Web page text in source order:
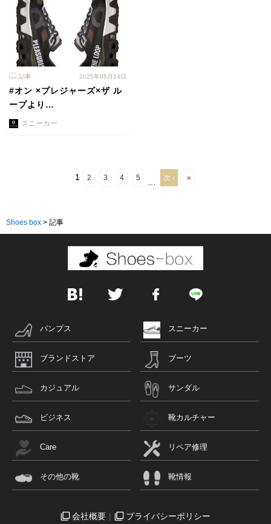
記事 2025年05月14日
#オン ×プレジャーズ×ザ ル
ープより…
スニーカー
1 2 3 4 5 次 › »
Shoes box > 記事
パンプス スニーカー
ブランドストア ブーツ
カジュアル サンダル
ビジネス 靴カルチャー
Care リペア修理
その他の靴 靴情報
会社概要 プライバシーポリシー